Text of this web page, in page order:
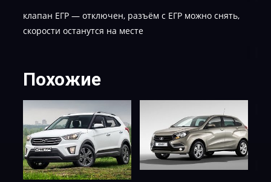
клапан ЕГР — отключен, разъём с ЕГР можно снять,
скорости останутся на месте
Похожие